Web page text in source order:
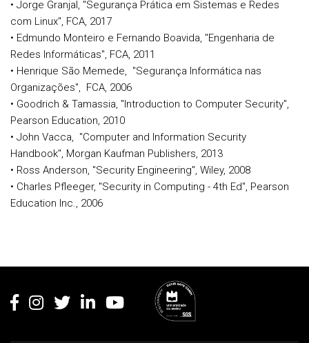
• Jorge Granjal, "Segurança Prática em Sistemas e Redes
com Linux", FCA, 2017
• Edmundo Monteiro e Fernando Boavida, "Engenharia de
Redes Informáticas", FCA, 2011
• Henrique São Memede, "Segurança Informática nas
Organizações", FCA, 2006
• Goodrich & Tamassia, "Introduction to Computer Security",
Pearson Education, 2010
• John Vacca, "Computer and Information Security
Handbook", Morgan Kaufman Publishers, 2013
• Ross Anderson, "Security Engineering", Wiley, 2008
• Charles Pfleeger, "Security in Computing - 4th Ed", Pearson
Education Inc., 2006